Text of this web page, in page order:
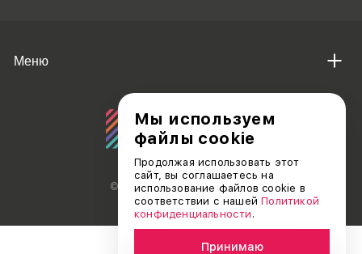
© АО «ДЕБЮТ», 2011 — 2026
Меню
Мы используем
файлы cookie
Продолжая использовать этот
сайт, вы соглашаетесь на
использование файлов cookie в
соответствии с нашейПолитикой
конфиденциальности .
Принимаю